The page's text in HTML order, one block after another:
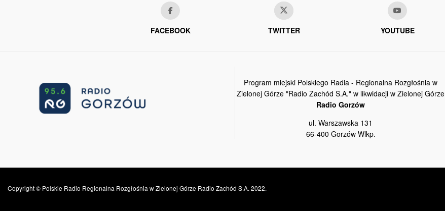
FACEBOOK TWITTER YOUTUBE
Program miejski Polskiego Radia - Regionalna Rozgłośnia w
Zielonej Górze "Radio Zachód S.A." w likwidacji w Zielonej Górze
Radio Gorzów
ul. Warszawska 131
66-400 Gorzów Wlkp.
Copyright © Polskie Radio Regionalna Rozgłośnia w Zielonej Górze Radio Zachód S.A. 2022.